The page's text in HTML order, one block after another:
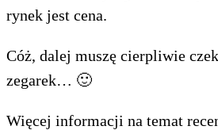
rynek jest cena.
Cóż, dalej muszę cierpliwie
zegarek… 🙂
Więcej informacji na temat